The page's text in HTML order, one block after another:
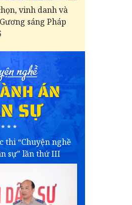
vinh danh và
sáng Pháp
thi “Chuyện nghề
sự” lần thứ III